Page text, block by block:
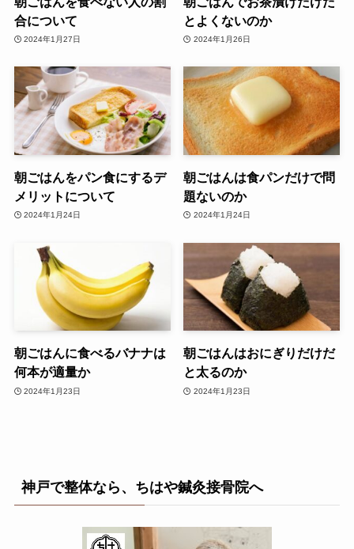
合について
2024年1月27日
とよくないのか
2024年1月26日
朝ごはんをパン食にするデ
メリットについて
2024年1月24日
朝ごはんは食パンだけで問
題ないのか
2024年1月24日
朝ごはんに食べるバナナは
何本が適量か
2024年1月23日
朝ごはんはおにぎりだけだ
と太るのか
2024年1月23日
神戸で整体なら、ちはや鍼灸接骨院へ